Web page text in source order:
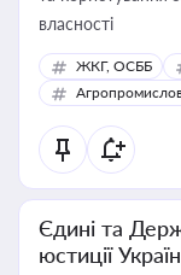
власності
ЖКГ, ОСББ
Єдині та
юстиції